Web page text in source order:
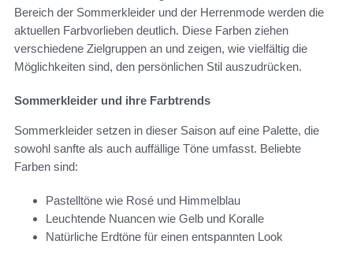
Bereich der Sommerkleider und der Herrenmode werden die
aktuellen Farbvorlieben deutlich. Diese Farben ziehen
verschiedene Zielgruppen an und zeigen, wie vielfältig die
Möglichkeiten sind, den persönlichen Stil auszudrücken.
Sommerkleider und ihre Farbtrends
Sommerkleider setzen in dieser Saison auf eine Palette, die
sowohl sanfte als auch auffällige Töne umfasst. Beliebte
Farben sind:
Pastelltöne wie Rosé und Himmelblau
Leuchtende Nuancen wie Gelb und Koralle
Natürliche Erdtöne für einen entspannten Look